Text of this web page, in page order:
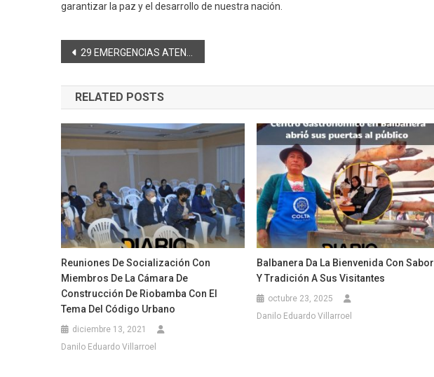
garantizar la paz y el desarrollo de nuestra nación.
Navegación
de
entradas
29 EMERGENCIAS ATENDIDAS POR BOMBEROS RIOBAMBA
RELATED POSTS
Reuniones De Socialización Con
Miembros De La Cámara De
Construcción De Riobamba Con El
Tema Del Código Urbano
diciembre 13, 2021
Danilo Eduardo Villarroel
Balbanera Da La Bienvenida Con Sabor
Y Tradición A Sus Visitantes
octubre 23, 2025
Danilo Eduardo Villarroel